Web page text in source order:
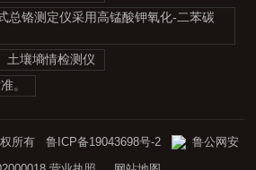
总铬测定仪采用高锰酸钾氧化-二苯碳
土壤墒情检测仪
。
所有 鲁ICP备19043698号-2
鲁公网安